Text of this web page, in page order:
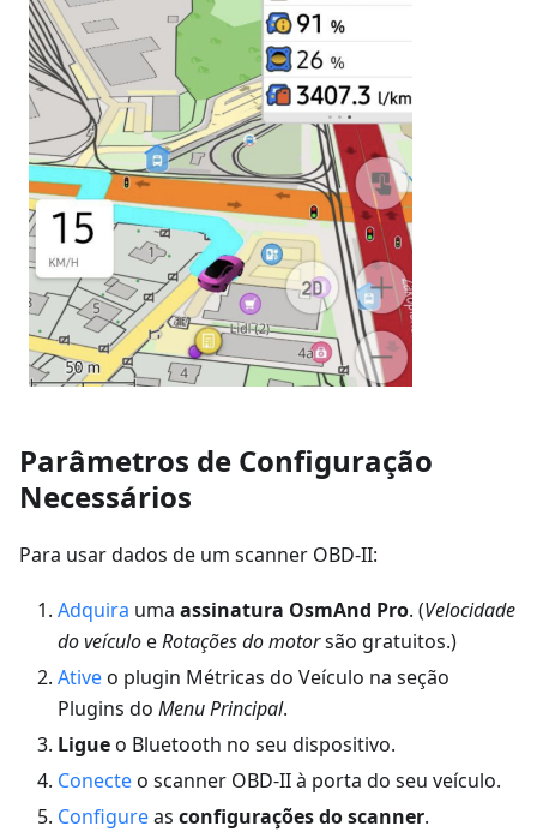
Parâmetros de Configuração
Necessários
Para usar dados de um scanner OBD-II:
Adquira uma assinatura OsmAnd Pro. (Velocidade
do veículoeRotações do motorsão gratuitos.)
Ativeo plugin Métricas do Veículo na seção
Plugins do Menu Principal.
Ligueo Bluetooth no seu dispositivo.
Conecteo scanner OBD-II à porta do seu veículo.
Configureas configurações do scanner.